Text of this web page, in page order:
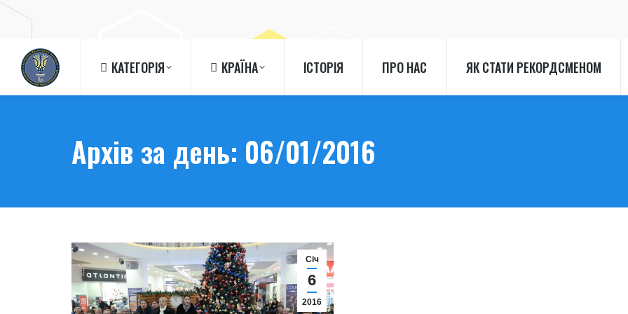
КАТЕГОРІЯ КРАЇНА ІСТОРІЯ ПРО НАС ЯК СТАТИ РЕКОРДСМЕНОМ
Архів за день: 06/01/2016
Cіч
6
2016